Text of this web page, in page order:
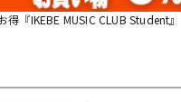
『IKEBE MUSIC CLUB Student』